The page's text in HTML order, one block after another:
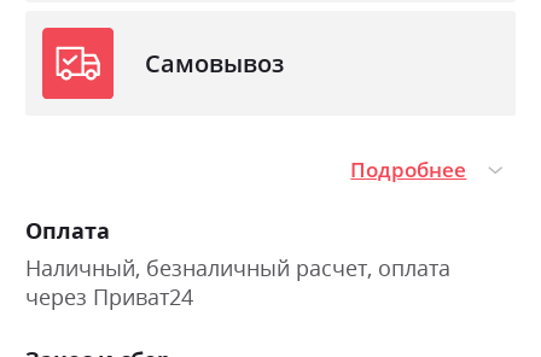
Самовывоз
Подробнее
Оплата
Наличный, безналичный расчет, оплата
через Приват24